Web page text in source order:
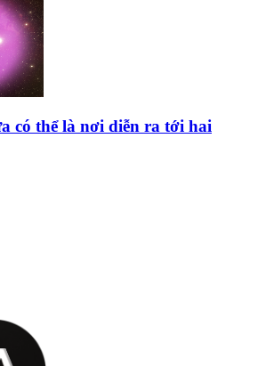
có thể là nơi diễn ra tới hai